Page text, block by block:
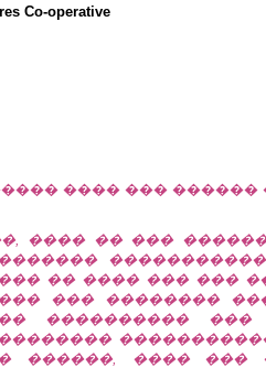
Co-operative
���� ��� ������
���� �� ���
�� ���� ��� ��� ��
��� ��������
����������
������, ���� ���